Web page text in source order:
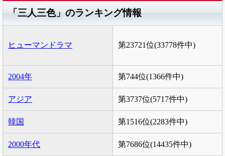
「三人三色」のランキング情報
ヒューマンドラマ 第23721位(33778件中)
2004年 第744位(1366件中)
アジア 第3737位(5717件中)
韓国 第1516位(2283件中)
2000年代 第7686位(14435件中)